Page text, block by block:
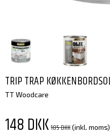
TRIP TRAP
TT Woodcare
148 DKK185 DKK(inkl. moms)